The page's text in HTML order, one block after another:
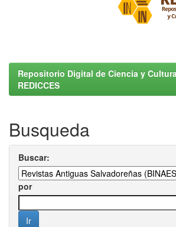
Repositorio Digital de Ciencia y
REDICCES
Busqueda
Buscar:
por